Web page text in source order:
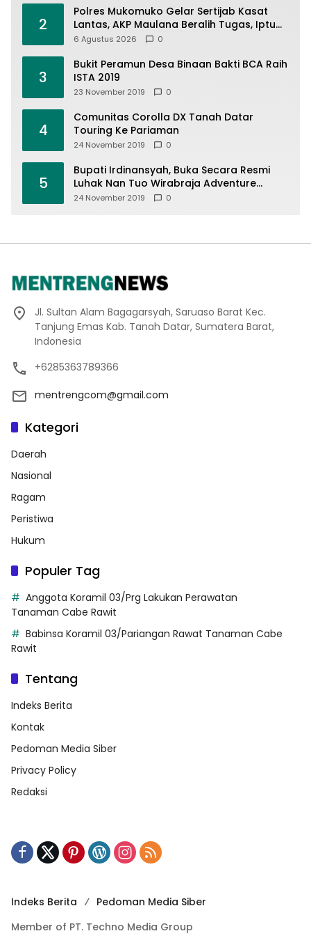
2
Polres Mukomuko Gelar Sertijab Kasat
Lantas, AKP Maulana Beralih Tugas, Iptu
Dedi Napitupulu Jabat Kasat Lantas
6 Agustus 2026 0
3
Bukit Peramun Desa Binaan Bakti BCA Raih
ISTA 2019
23 November 2019 0
4
Comunitas Corolla DX Tanah Datar
Touring Ke Pariaman
24 November 2019 0
5
Bupati Irdinansyah, Buka Secara Resmi
Luhak Nan Tuo Wirabraja Adventure
Offroad 2019
24 November 2019 0
Jl. Sultan Alam Bagagarsyah, Saruaso Barat Kec.
Tanjung Emas Kab. Tanah Datar, Sumatera Barat,
Indonesia
+6285363789366
mentrengcom@gmail.com
Kategori
Daerah
Nasional
Ragam
Peristiwa
Hukum
Populer Tag
Anggota Koramil 03/Prg Lakukan Perawatan
Tanaman Cabe Rawit
Babinsa Koramil 03/Pariangan Rawat Tanaman Cabe
Rawit
Tentang
Indeks Berita
Kontak
Pedoman Media Siber
Privacy Policy
Redaksi
Indeks Berita
Pedoman Media Siber
Member of PT. Techno Media Group